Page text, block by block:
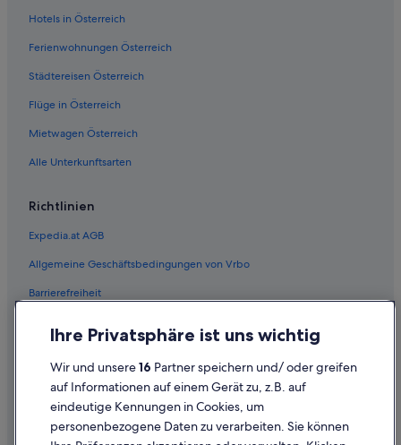
Hotels in Österreich
Ferienwohnungen Österreich
Städtereisen Österreich
Flüge in Österreich
Mietwagen Österreich
Alle Unterkunftsarten
Richtlinien
Expedia.at AGB
Allgemeine Geschäftsbedingungen von Vrbo
Barrierefreiheit
Rechtliche Hinweise/Kontakt
Inhaltsrichtlinien und Melden von Inhalten
Ihre Privatsphäre ist uns wichtig
Wir und unsere16 Partner speichern und/ oder greifen
auf Informationen auf einem Gerät zu, z.B. auf
eindeutige Kennungen in Cookies, um
personenbezogene Daten zu verarbeiten. Sie können